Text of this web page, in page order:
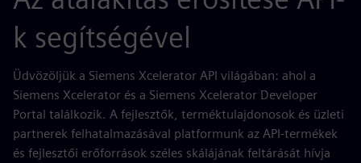
k segítségével
Üdvözöljük a Siemens Xcelerator API világában: ahol a
Siemens Xcelerator és a Siemens Xcelerator Developer
Portal találkozik. A fejlesztők, terméktulajdonosok és üzleti
partnerek felhatalmazásával platformunk az API-termékek
és fejlesztői erőforrások széles skálájának feltárását hívja